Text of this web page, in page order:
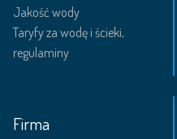
Jakość wody
Taryfy za wodę i ścieki,
regulaminy
Firma